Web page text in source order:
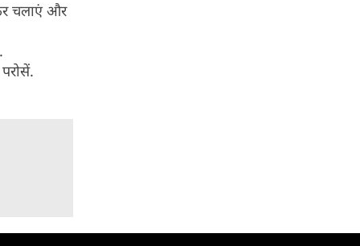
चलाएं और